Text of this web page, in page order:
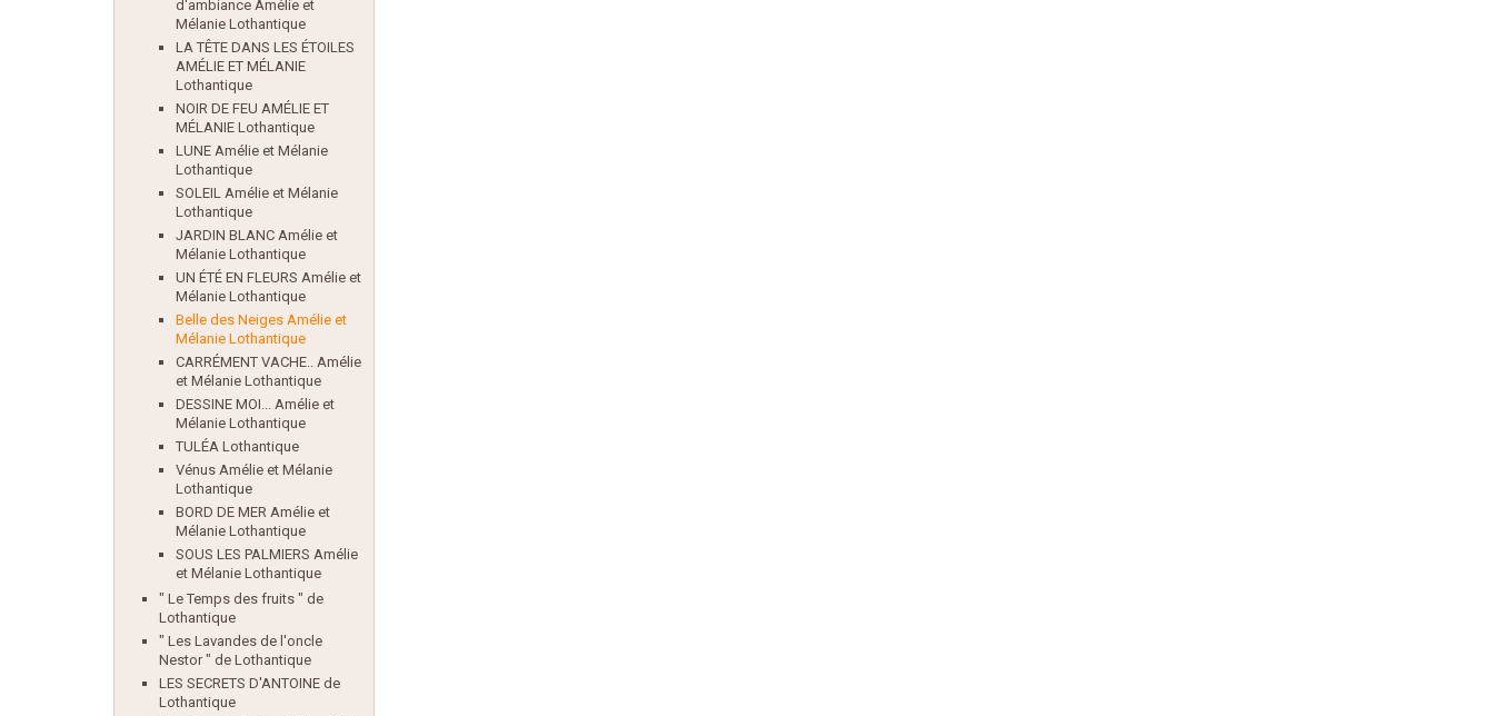
d'ambiance Amélie et
Mélanie Lothantique
LA TÊTE DANS LES ÉTOILES
AMÉLIE ET MÉLANIE
Lothantique
NOIR DE FEU AMÉLIE ET
MÉLANIE Lothantique
LUNE Amélie et Mélanie
Lothantique
SOLEIL Amélie et Mélanie
Lothantique
JARDIN BLANC Amélie et
Mélanie Lothantique
UN ÉTÉ EN FLEURS Amélie et
Mélanie Lothantique
Belle des Neiges Amélie et
Mélanie Lothantique
CARRÉMENT VACHE.. Amélie
et Mélanie Lothantique
DESSINE MOI... Amélie et
Mélanie Lothantique
TULÉA Lothantique
Vénus Amélie et Mélanie
Lothantique
BORD DE MER Amélie et
Mélanie Lothantique
SOUS LES PALMIERS Amélie
et Mélanie Lothantique
" Le Temps des fruits " de
Lothantique
" Les Lavandes de l'oncle
Nestor " de Lothantique
LES SECRETS D'ANTOINE de
Lothantique